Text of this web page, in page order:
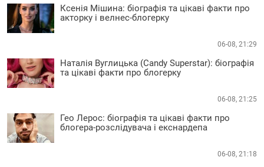
Ксенія Мішина: біографія та цікаві факти про
акторку і велнес-блогерку
06-08, 21:29
Наталія Вуглицька (Candy Superstar): біографія
та цікаві факти про блогерку
06-08, 21:25
Гео Лерос: біографія та цікаві факти про
блогера-розслідувача і екснардепа
06-08, 21:18